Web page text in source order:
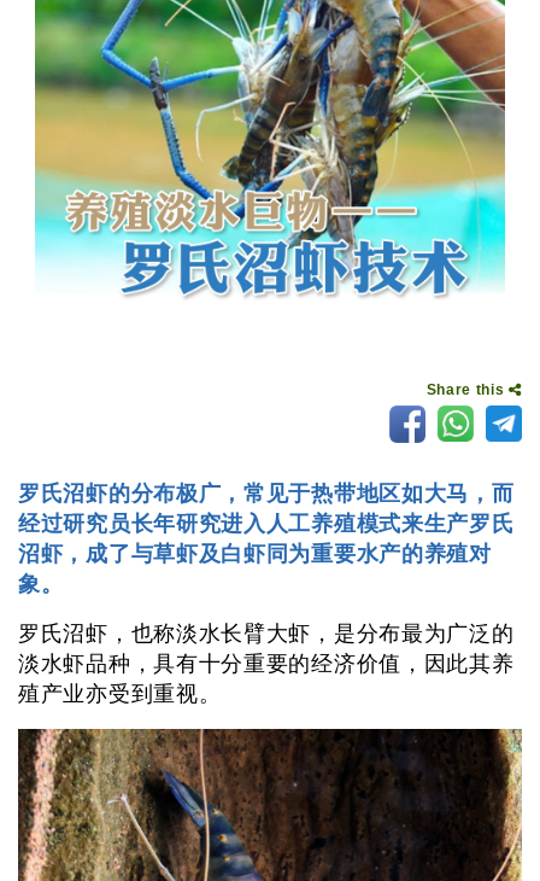
Share this
罗氏沼虾的分布极广，常见于热带地区如大马，而
经过研究员长年研究进入人工养殖模式来生产罗氏
沼虾，成了与草虾及白虾同为重要水产的养殖对
象。
罗氏沼虾，也称淡水长臂大虾，是分布最为广泛的
淡水虾品种，具有十分重要的经济价值，因此其养
殖产业亦受到重视。